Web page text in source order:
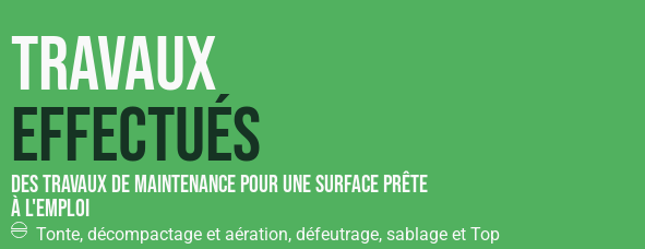
Travaux
effectués
des travaux de maintenance pour une surface prête
à l'emploi
Tonte, décompactage et aération, défeutrage, sablage et Top